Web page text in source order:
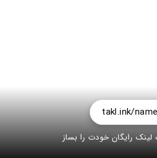
takl.ink/name
رایگان خودت را بساز